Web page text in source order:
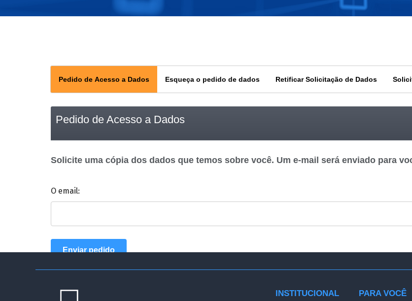
Pedido de Acesso a Dados Esqueça o pedido de dados Retificar Solicitação de Dados
Pedido de Acesso a Dados
Solicite uma cópia dos dados que temos sobre você. Um e-mail será enviado para
O email:
Enviar pedido
INSTITUCIONAL PARA VOCÊ